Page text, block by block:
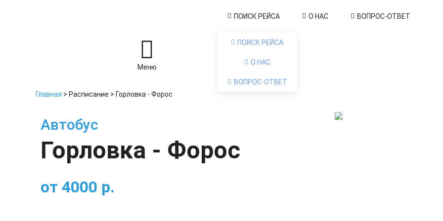
ПОИСК РЕЙСА О НАС ВОПРОС-ОТВЕТ
ПОИСК РЕЙСА
О НАС
ВОПРОС-ОТВЕТ
Меню
Главная > Расписание > Горловка - Форос
Автобус
Горловка - Форос
от 4000 р.